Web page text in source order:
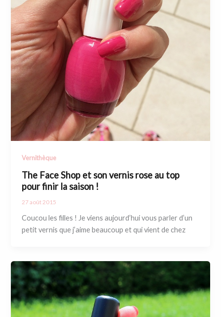
Vernithèque
The Face Shop et son vernis rose au top
pour finir la saison !
27 août 2015
Coucou les filles ! Je viens aujourd’hui vous parler d’un
petit vernis que j’aime beaucoup et qui vient de chez